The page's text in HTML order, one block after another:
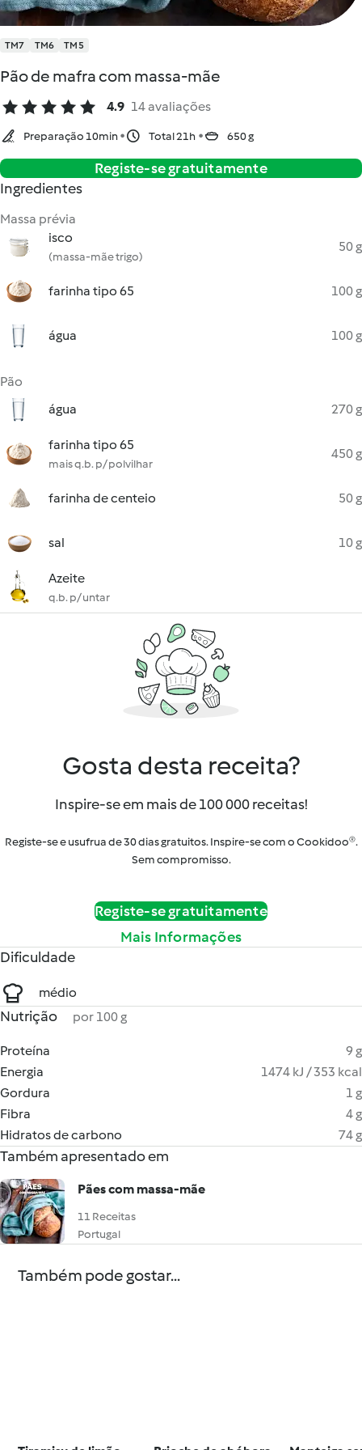
TM7 TM6 TM5
Pão de mafra com massa-mãe
4.9 14 avaliações
Preparação 10min Total 21h 650 g
Registe-se gratuitamente
Ingredientes
Massa prévia
isco
(massa-mãe trigo)
50 g
farinha tipo 65 100 g
água 100 g
Pão
água
270 g
farinha tipo 65
mais q.b. p/ polvilhar
450 g
farinha de centeio 50 g
sal 10 g
Azeite
q.b. p/ untar
Gosta desta receita?
Inspire-se em mais de 100 000 receitas!
Registe-se e usufrua de 30 dias gratuitos. Inspire-se com o Cookidoo®.
Sem compromisso.
Registe-se gratuitamente
Mais Informações
Dificuldade
médio
Nutrição por 100 g
Proteína
9 g
Energia
1474 kJ / 353 kcal
Gordura
1 g
Fibra
4 g
Hidratos de carbono
74 g
Também apresentado em
Pães com massa-mãe
11 Receitas
Portugal
Também pode gostar...